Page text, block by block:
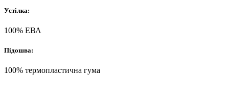
Устілка:
100% ЕВА
Підошва:
100% термопластична гума